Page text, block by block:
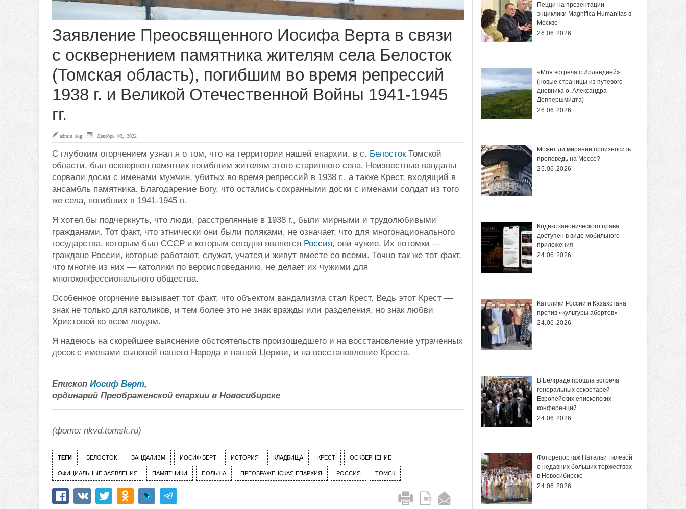
Заявление Преосвященного Иосифа Верта в связи
с осквернением памятника жителям села Белосток
(Томская область), погибшим во время репрессий
1938 г. и Великой Отечественной Войны 1941-1945
гг.
admin skg Декабрь 03, 2022
С глубоким огорчением узнал я о том, что на территории нашей епархии, в с. БелостокТомской
области, был осквернен памятник погибшим жителям этого старинного села. Неизвестные вандалы
сорвали доски с именами мужчин, убитых во время репрессий в 1938 г., а также Крест, входящий в
ансамбль памятника. Благодарение Богу, что остались сохранными доски с именами солдат из того
же села, погибших в 1941-1945 гг.
Я хотел бы подчеркнуть, что люди, расстрелянные в 1938 г., были мирными и трудолюбивыми
гражданами. Тот факт, что этнически они были поляками, не означает, что для многонационального
государства, которым был СССР и которым сегодня является Россия, они чужие. Их потомки —
граждане России, которые работают, служат, учатся и живут вместе со всеми. Точно так же тот факт,
что многие из них — католики по вероисповеданию, не делает их чужими для
многоконфессионального общества.
Особенное огорчение вызывает тот факт, что объектом вандализма стал Крест. Ведь этот Крест —
знак не только для католиков, и тем более это не знак вражды или разделения, но знак любви
Христовой ко всем людям.
Я надеюсь на скорейшее выяснение обстоятельств произошедшего и на восстановление утраченных
досок с именами сыновей нашего Народа и нашей Церкви, и на восстановление Креста.
Епископ Иосиф Верт,
ординарий Преображенской епархии в Новосибирске
(фото: nkvd.tomsk.ru)
ТЕГИ БЕЛОСТОК ВАНДАЛИЗМ ИОСИФ ВЕРТ ИСТОРИЯ КЛАДБИЩА КРЕСТ ОСКВЕРНЕНИЕ
ОФИЦИАЛЬНЫЕ ЗАЯВЛЕНИЯ ПАМЯТНИКИ ПОЛЬША ПРЕОБРАЖЕНСКАЯ ЕПАРХИЯ РОССИЯ ТОМСК
Пецци на презентации
энциклики Magnifica Нumanitas в
Москве
26.06.2026
«Моя встреча с Ирландией»
(новые страницы из путевого
дневника о. Александра
Деппершмидта)
26.06.2026
Может ли мирянин произносить
проповедь на Мессе?
25.06.2026
Кодекс канонического права
доступен в виде мобильного
приложения
24.06.2026
Католики России и Казахстана
против «культуры абортов»
24.06.2026
В Белграде прошла встреча
генеральных секретарей
Европейских епископских
конференций
24.06.2026
Фоторепортаж Натальи Гилёвой
о недавних больших торжествах
в Новосибирске
24.06.2026